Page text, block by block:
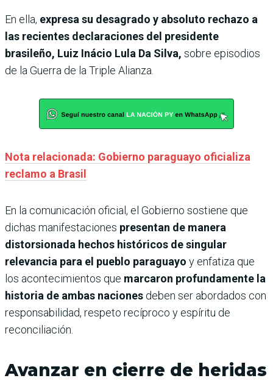
En ella, expresa su desagrado y absoluto rechazo a
las recientes declaraciones del presidente
brasileño, Luiz Inácio Lula Da Silva, sobre episodios
de la Guerra de la Triple Alianza.
Nota relacionada: Gobierno paraguayo oficializa
reclamo a Brasil
En la comunicación oficial, el Gobierno sostiene que
dichas manifestaciones presentan de manera
distorsionada hechos históricos de singular
relevancia para el pueblo paraguayo y enfatiza que
los acontecimientos que marcaron profundamente la
historia de ambas naciones deben ser abordados con
responsabilidad, respeto recíproco y espíritu de
reconciliación.
Avanzar en cierre de heridas